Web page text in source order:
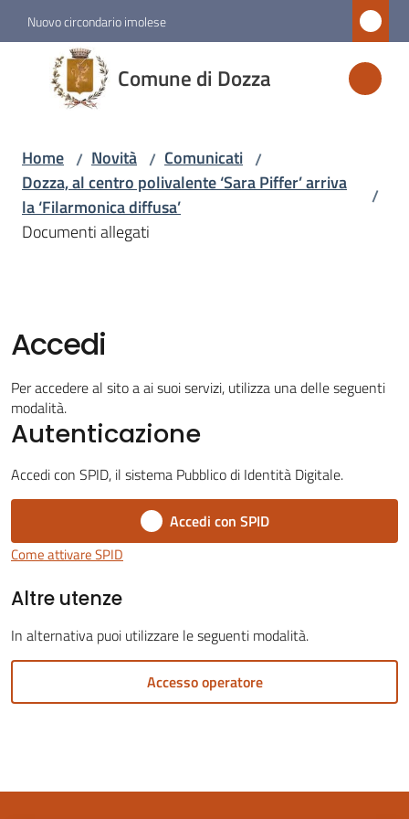
Vai al contenuto
Vai alla navigazione
Vai al footer
Nuovo circondario imolese
Comune di Dozza
Comune
di
Dozza
Amministrazione
Vivere
Dozza
on-
Tutti
Home / Novità / Comunicati /
Dozza, al centro polivalente ‘Sara Piffer’ arriva
la ‘Filarmonica diffusa’
/
Documenti allegati
Accedi
Per accedere al sito a ai suoi servizi, utilizza una delle seguenti
modalità.
Autenticazione
Accedi con SPID, il sistema Pubblico di Identità Digitale.
Accedi con SPID
Come attivare SPID
Altre utenze
In alternativa puoi utilizzare le seguenti modalità.
Accesso operatore